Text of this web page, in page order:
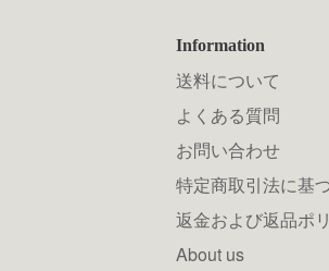
Information
送料について
よくある質問
お問い合わせ
特定商取引法に基
返金および返品ポ
About us